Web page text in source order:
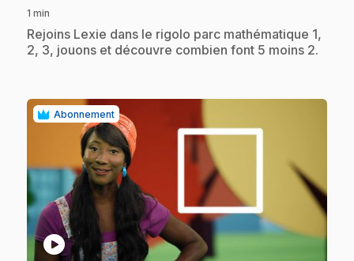
1 min
.Rejoins Lexie dans le rigolo parc mathématique 1,
2, 3, jouons et découvre combien font 5 moins 2.
Abonnement
play_circle